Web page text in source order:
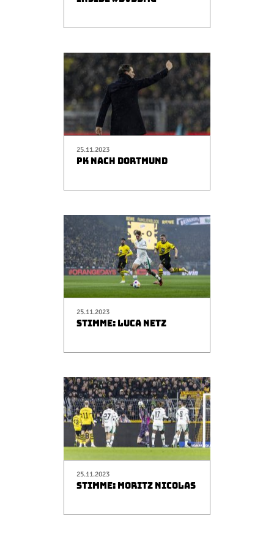
25.11.2023
PK NACH DORTMUND
25.11.2023
STIMME: LUCA NETZ
25.11.2023
STIMME: MORITZ NICOLAS